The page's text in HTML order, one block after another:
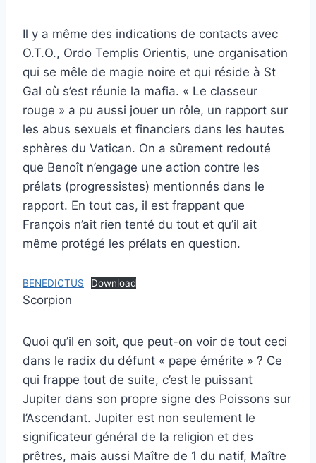
Il y a même des indications de contacts avec
O.T.O., Ordo Templis Orientis, une organisation
qui se mêle de magie noire et qui réside à St
Gal où s’est réunie la mafia. « Le classeur
rouge » a pu aussi jouer un rôle, un rapport sur
les abus sexuels et financiers dans les hautes
sphères du Vatican. On a sûrement redouté
que Benoît n’engage une action contre les
prélats (progressistes) mentionnés dans le
rapport. En tout cas, il est frappant que
François n’ait rien tenté du tout et qu’il ait
même protégé les prélats en question.
BENEDICTUS Download
Scorpion
Quoi qu’il en soit, que peut-on voir de tout ceci
dans le radix du défunt « pape émérite » ? Ce
qui frappe tout de suite, c’est le puissant
Jupiter dans son propre signe des Poissons sur
l’Ascendant. Jupiter est non seulement le
significateur général de la religion et des
prêtres, mais aussi Maître de 1 du natif, Maître